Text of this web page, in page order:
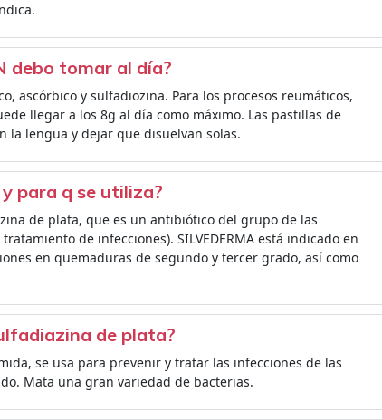
debo tomar al día?
ascórbico y sulfadiozina. Para los procesos reumáticos,
llegar a los 8g al día como máximo. Las pastillas de
la lengua y dejar que disuelvan solas.
para q se utiliza?
de plata, que es un antibiótico del grupo de las
de infecciones). SILVEDERMA está indicado en
en quemaduras de segundo y tercer grado, así como
de plata?
se usa para prevenir y tratar las infecciones de las
Mata una gran variedad de bacterias.